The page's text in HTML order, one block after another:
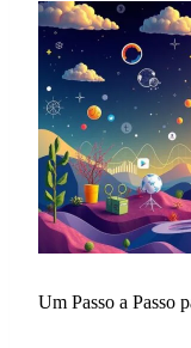
Um Passo a Passo